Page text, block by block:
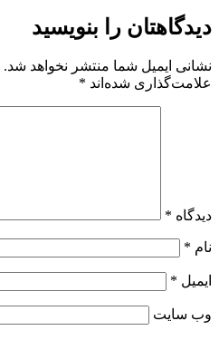
دیدگاهتان را بنویسید
نشانی ایمیل شما منتشر نخواهد شد.
علامت‌گذاری شده‌اند *
دیدگاه *
نام *
ایمیل *
وب‌ سایت